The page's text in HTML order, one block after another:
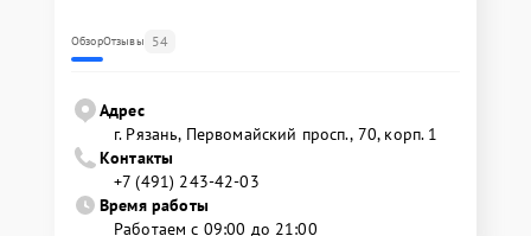
ОбзорОтзывы 54
Адрес
г. Рязань, Первомайский просп., 70, корп. 1
Контакты
+7 (491) 243-42-03
Время работы
Работаем с 09:00 до 21:00